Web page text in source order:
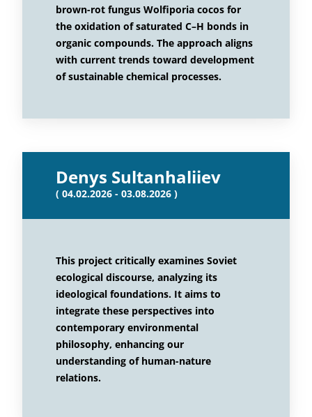
brown-rot fungus Wolfiporia cocos for
the oxidation of saturated C–H bonds in
organic compounds. The approach aligns
with current trends toward development
of sustainable chemical processes.
Denys Sultanhaliiev
( 04.02.2026 - 03.08.2026 )
This project critically examines Soviet
ecological discourse, analyzing its
ideological foundations. It aims to
integrate these perspectives into
contemporary environmental
philosophy, enhancing our
understanding of human-nature
relations.